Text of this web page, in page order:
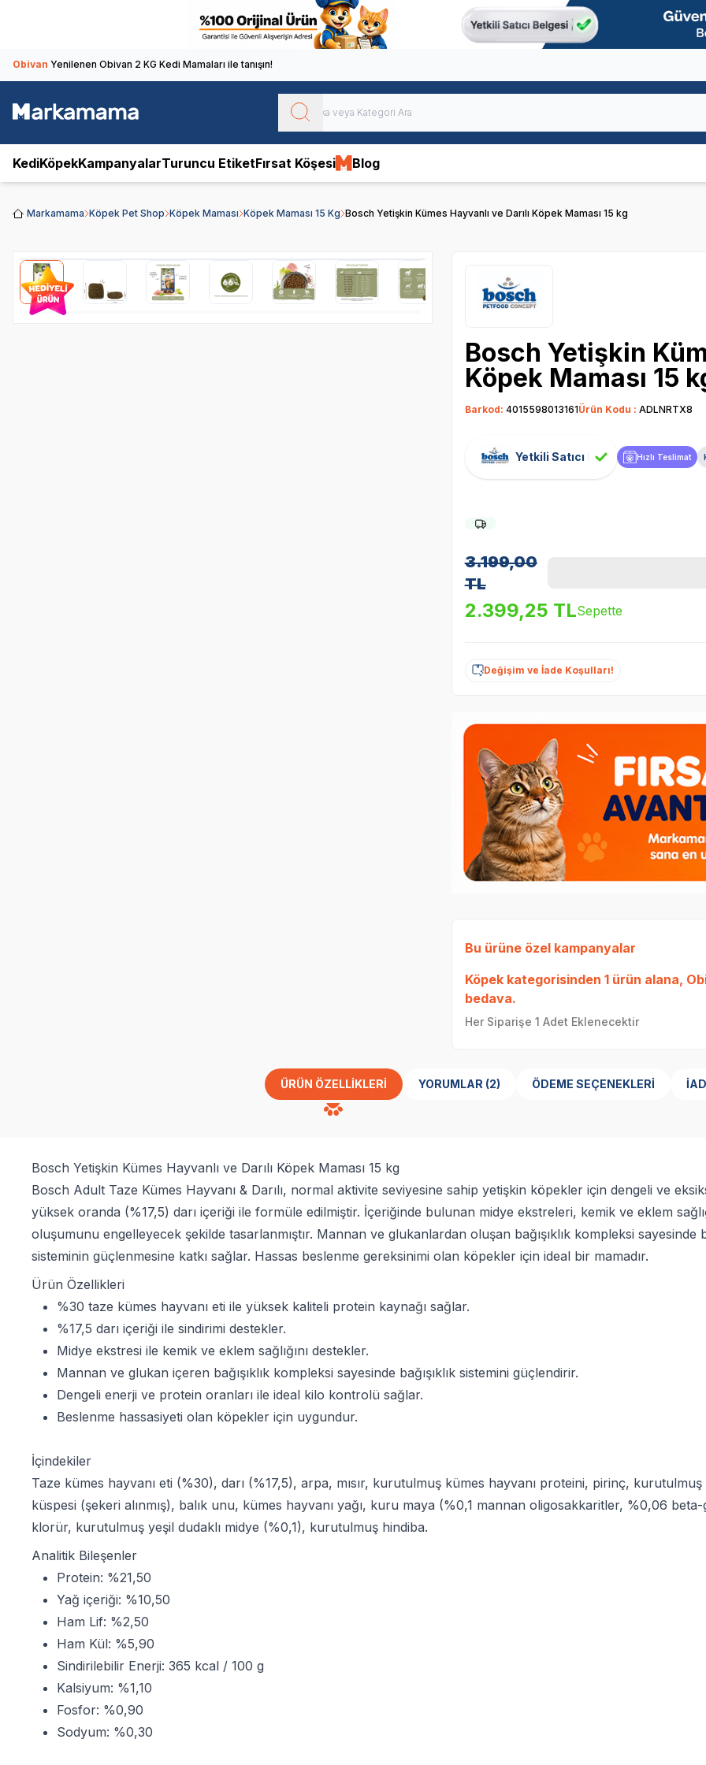
Obivan Yenilenen Obivan 2 KG Kedi Mamaları ile tanışın!
KediKöpekKampanyalarTuruncu EtiketFırsat Köşesi Blog
Markamama Köpek Pet Shop Köpek Maması Köpek Maması 15 Kg Bosch Yetişkin Kümes Hayvanlı ve Darılı Köpek Maması 15 kg
Bosch Yetişkin
Köpek Maması 15
Barkod: 4015598013161Ürün Kodu : ADLNRTX8
Yetkili Satıcı Hızlı Teslimat
3.199,00
TL
2.399,25 TLSepette
Değişim ve İade Koşulları!
Bu ürüne özel kampanyalar
Köpekkategorisinden 1 ürün alana,
bedava.
Her Siparişe 1 Adet Eklenecektir
ÜRÜN ÖZELLIKLERI YORUMLAR (2) ÖDEME SEÇENEKLERI
Bosch Yetişkin Kümes Hayvanlı ve Darılı Köpek Maması 15 kg
Bosch Adult Taze Kümes Hayvanı & Darılı, normal aktivite seviyesine sahip yetişkin köpekler için dengeli ve
yüksek oranda (%17,5) darı içeriği ile formüle edilmiştir. İçeriğinde bulunan midye ekstreleri, kemik ve eklem
oluşumunu engelleyecek şekilde tasarlanmıştır. Mannan ve glukanlardan oluşan bağışıklık kompleksi sayesinde
sisteminin güçlenmesine katkı sağlar. Hassas beslenme gereksinimi olan köpekler için ideal bir mamadır.
Ürün Özellikleri
%30 taze kümes hayvanı eti ile yüksek kaliteli protein kaynağı sağlar.
%17,5 darı içeriği ile sindirimi destekler.
Midye ekstresi ile kemik ve eklem sağlığını destekler.
Mannan ve glukan içeren bağışıklık kompleksi sayesinde bağışıklık sistemini güçlendirir.
Dengeli enerji ve protein oranları ile ideal kilo kontrolü sağlar.
Beslenme hassasiyeti olan köpekler için uygundur.
İçindekiler
Taze kümes hayvanı eti (%30), darı (%17,5), arpa, mısır, kurutulmuş kümes hayvanı proteini, pirinç,
küspesi (şekeri alınmış), balık unu, kümes hayvanı yağı, kuru maya (%0,1 mannan oligosakkaritler, %0,06
klorür, kurutulmuş yeşil dudaklı midye (%0,1), kurutulmuş hindiba.
Analitik Bileşenler
Protein: %21,50
Yağ içeriği: %10,50
Ham Lif: %2,50
Ham Kül: %5,90
Sindirilebilir Enerji: 365 kcal / 100 g
Kalsiyum: %1,10
Fosfor: %0,90
Sodyum: %0,30